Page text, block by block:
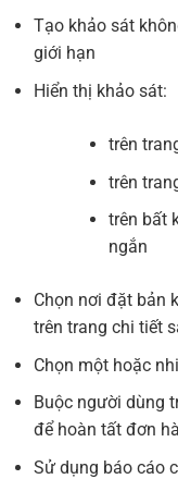
Tạo khảo sát
giới hạn
Hiển thị khảo sát:
trên
trên
trên bất
ngắn
Chọn nơi đặt bản
trên trang chi tiết
Chọn một hoặc
Buộc người dùng
để hoàn tất đơn
Sử dụng báo cáo